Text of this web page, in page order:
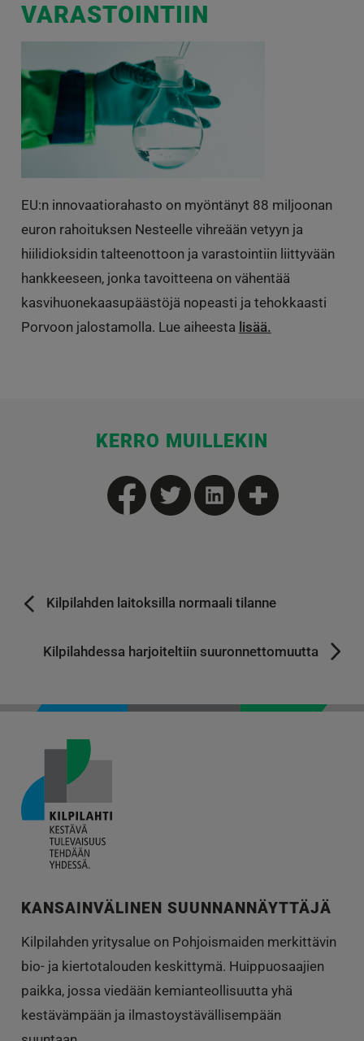
VARASTOINTIIN
EU:n innovaatiorahasto on myöntänyt 88 miljoonan
euron rahoituksen Nesteelle vihreään vetyyn ja
hiilidioksidin talteenottoon ja varastointiin liittyvään
hankkeeseen, jonka tavoitteena on vähentää
kasvihuonekaasupäästöjä nopeasti ja tehokkaasti
Porvoon jalostamolla. Lue aiheesta lisää.
KERRO MUILLEKIN
Kilpilahden laitoksilla normaali tilanne
Kilpilahdessa harjoiteltiin suuronnettomuutta
KANSAINVÄLINEN SUUNNANNÄYTTÄJÄ
Kilpilahden yritysalue on Pohjoismaiden merkittävin
bio- ja kiertotalouden keskittymä. Huippuosaajien
paikka, jossa viedään kemianteollisuutta yhä
kestävämpään ja ilmastoystävällisempään